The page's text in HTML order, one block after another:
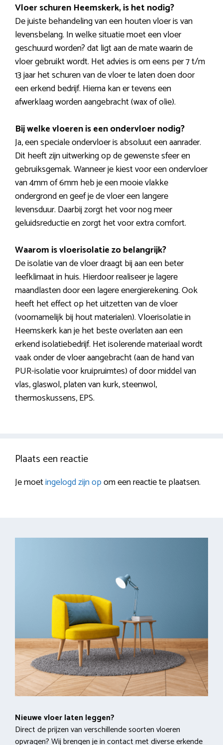
Vloer schuren Heemskerk, is het nodig?
De juiste behandeling van een houten vloer is van
levensbelang. In welke situatie moet een vloer
geschuurd worden? dat ligt aan de mate waarin de
vloer gebruikt wordt. Het advies is om eens per 7 t/m
13 jaar het schuren van de vloer te laten doen door
een erkend bedrijf. Hierna kan er tevens een
afwerklaag worden aangebracht (wax of olie).
Bij welke vloeren is een ondervloer nodig?
Ja, een speciale ondervloer is absoluut een aanrader.
Dit heeft zijn uitwerking op de gewenste sfeer en
gebruiksgemak. Wanneer je kiest voor een ondervloer
van 4mm of 6mm heb je een mooie vlakke
ondergrond en geef je de vloer een langere
levensduur. Daarbij zorgt het voor nog meer
geluidsreductie en zorgt het voor extra comfort.
Waarom is vloerisolatie zo belangrijk?
De isolatie van de vloer draagt bij aan een beter
leefklimaat in huis. Hierdoor realiseer je lagere
maandlasten door een lagere energierekening. Ook
heeft het effect op het uitzetten van de vloer
(voornamelijk bij hout materialen). Vloerisolatie in
Heemskerk kan je het beste overlaten aan een
erkend isolatiebedrijf. Het isolerende materiaal wordt
vaak onder de vloer aangebracht (aan de hand van
PUR-isolatie voor kruipruimtes) of door middel van
vlas, glaswol, platen van kurk, steenwol,
thermoskussens, EPS.
Plaats een reactie
Je moetingelogd zijn opom een reactie te plaatsen.
Nieuwe vloer laten leggen?
Direct de prijzen van verschillende soorten vloeren
opvragen? Wij brengen je in contact met diverse erkende